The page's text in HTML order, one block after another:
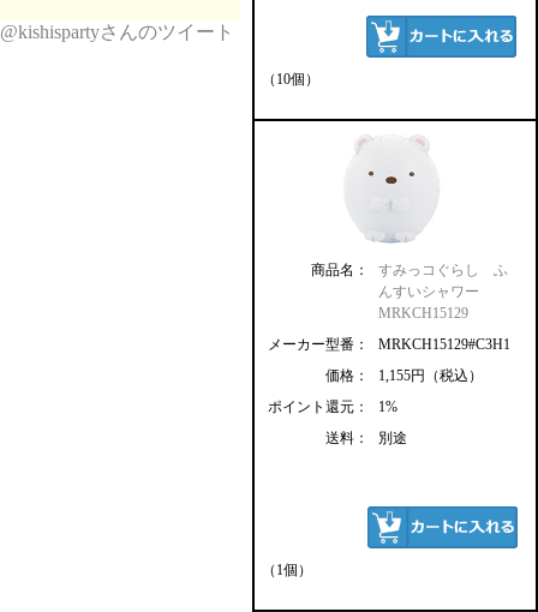
@kishispartyさんのツイート
（10個）
商品名：
すみっコぐらし ふ
んすいシャワー
MRKCH15129
メーカー型番：
MRKCH15129#C3H1
価格：
1,155円（税込）
ポイント還元：
1%
送料：
別途
（1個）